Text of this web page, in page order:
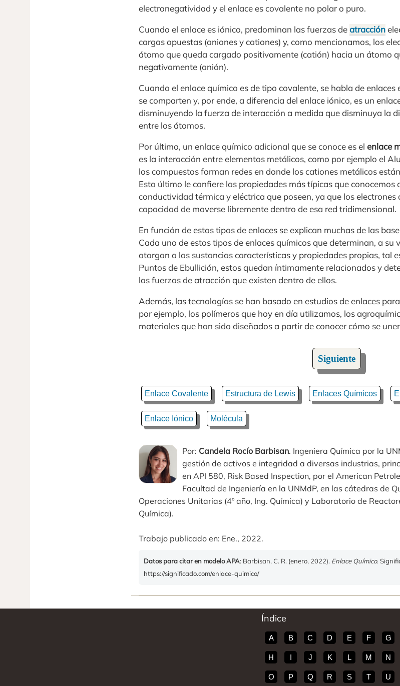
electronegatividad y el enlace es covalente no polar o puro.
Cuando el enlace es iónico, predominan las fuerzas deatracción
cargas opuestas (aniones y cationes) y, como mencionamos, los
átomo que queda cargado positivamente (catión) hacia un átomo
negativamente (anión).
Cuando el enlace químico es de tipo covalente, se habla de
se comparten y, por ende, a diferencia del enlace iónico, es un
disminuyendo la fuerza de interacción a medida que disminuya la
entre los átomos.
Por último, un enlace químico adicional que se conoce es el enlace
es la interacción entre elementos metálicos, como por ejemplo el
los compuestos forman redes en donde los cationes metálicos
Esto último le confiere las propiedades más típicas que conocemos
conductividad térmica y eléctrica que poseen, ya que los
capacidad de moverse libremente dentro de esa red tridimensional.
En función de estos tipos de enlaces se explican muchas de las
Cada uno de estos tipos de enlaces químicos que determinan, a su
otorgan a las sustancias características y propiedades propias, tal
Puntos de Ebullición, estos quedan íntimamente relacionados y
las fuerzas de atracción que existen dentro de ellos.
Además, las tecnologías se han basado en estudios de enlaces
por ejemplo, los polímeros que hoy en día utilizamos, los
materiales que han sido diseñados a partir de conocer cómo se
Siguiente
Enlace Covalente Estructura de Lewis Enlaces Químicos
Enlace Iónico Molécula
Por: Candela Rocío Barbisan. Ingeniera Química por la
gestión de activos e integridad a diversas industrias,
en API 580, Risk Based Inspection, por el American
Facultad de Ingeniería en la UNMdP, en las cátedras de
Operaciones Unitarias (4º año, Ing. Química) y Laboratorio de
Química).
Trabajo publicado en: Ene., 2022.
Datos para citar en modelo APA: Barbisan, C. R. (enero, 2022). Enlace Químico.
https://significado.com/enlace-quimico/
Índice
A B C D E F G
H I J K L M N
O P Q R S T U